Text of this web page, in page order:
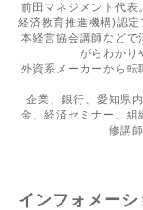
前田マネジメント代
経済教育推進機構)認
本経営協会講師などで
がらわかり
外資系メーカーから転
企業、銀行、愛知県
金、経済セミナー、組
修講
インフォメーシ